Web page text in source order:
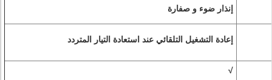
إنذار ضوء و صفارة
إعادة التشغيل التلقائي عند استعادة التيار المتردد
√